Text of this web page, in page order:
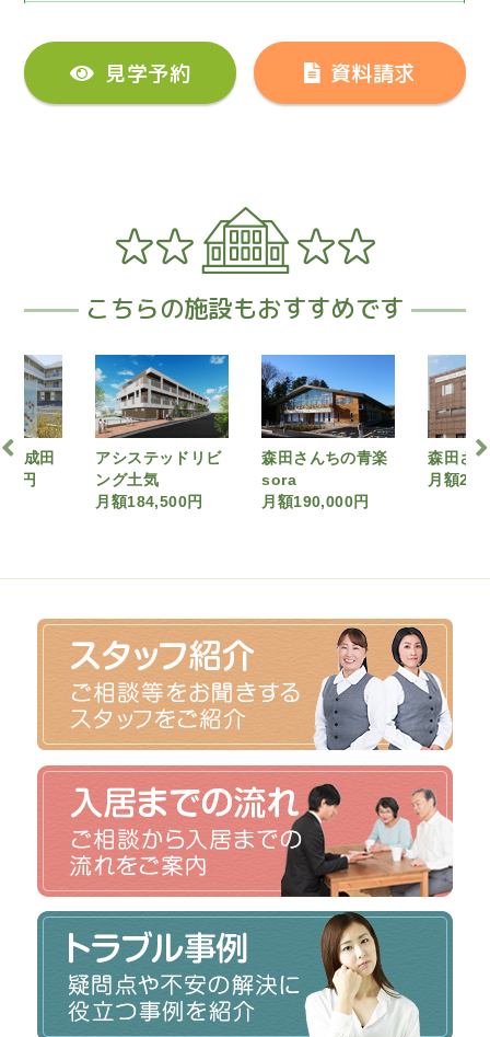
見学予約 資料請求
こちらの施設もおすすめです
ドリビ
森田さんちの青楽
sora
月額190,000円
森田さんちの青楽
月額285,680円
クロ
成田